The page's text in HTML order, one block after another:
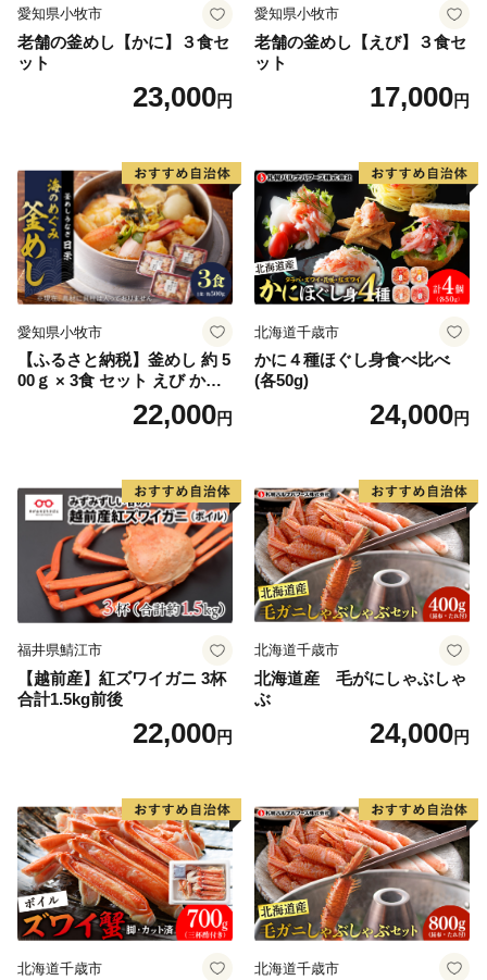
移住応援制度についての情報はこちらから。
https://furusato.tori-info.co.jp/iju/support/system/
愛知県小牧市
老舗の釜めし【かに】３食セ
ット
23,000円
愛知県小牧市
老舗の釜めし【えび】３食セ
ット
17,000円
愛知県小牧市
【ふるさと納税】釜めし 約 5
00ｇ × 3食 セット えび かに
海のめぐみ 老舗 急速冷凍 レ
ンチン 時短 簡単調理 食品 加
せグルメ 愛知県 小牧市 送料
無料
22,000円
北海道千歳市
かに４種ほぐし身食べ比べ
(各50g)
24,000円
福井県鯖江市
【越前産】紅ズワイガニ 3杯
合計1.5kg前後
22,000円
北海道千歳市
北海道産 毛がにしゃぶしゃ
ぶ
24,000円
北海道千歳市 北海道千歳市